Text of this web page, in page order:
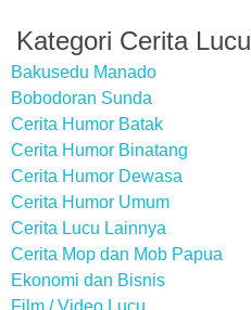
Kategori Cerita Lucu
Bakusedu Manado
Bobodoran Sunda
Cerita Humor Batak
Cerita Humor Binatang
Cerita Humor Dewasa
Cerita Humor Umum
Cerita Lucu Lainnya
Cerita Mop dan Mob Papua
Ekonomi dan Bisnis
Film / Video Lucu